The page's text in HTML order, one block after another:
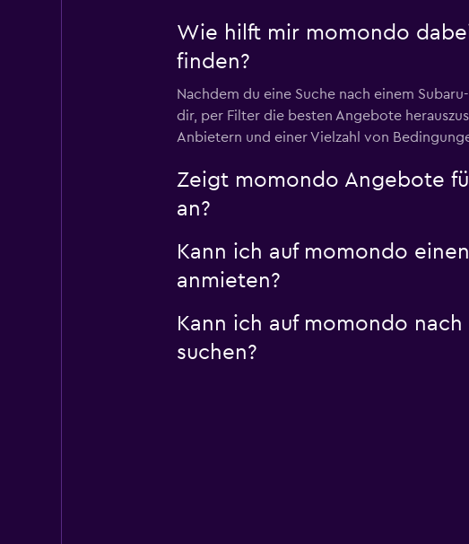
Elite Speed Car Rental
GO Rent A Car
7 Standorte
Wie hilft mir momondo
finden?
Nachdem du eine Suche nach einem
dir, per Filter die besten Angebote
Anbietern und einer Vielzahl von
Zeigt momondo Angebote
an?
Kann ich auf momondo
anmieten?
Kann ich auf momondo
suchen?